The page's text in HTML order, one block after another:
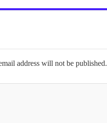
address will not be published.